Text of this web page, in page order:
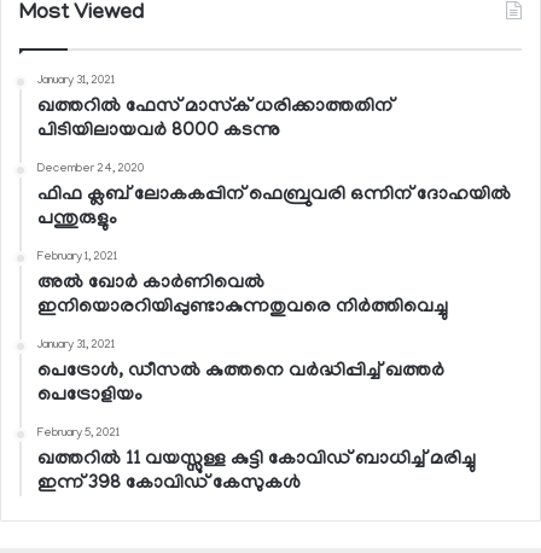
Most Viewed
January 31, 2021
ഖത്തറില്‍ ഫേസ് മാസ്‌ക് ധരിക്കാത്തതിന്
പിടിയിലായവര്‍ 8000 കടന്നു
December 24, 2020
ഫിഫ ക്ലബ് ലോകകപ്പിന് ഫെബ്രുവരി ഒന്നിന് ദോഹയില്‍
പന്തുരുളും
February 1, 2021
അല്‍ ഖോര്‍ കാര്‍ണിവെല്‍
ഇനിയൊരറിയിപ്പുണ്ടാകുന്നതുവരെ നിര്‍ത്തിവെച്ചു
January 31, 2021
പെട്രോള്‍, ഡീസല്‍ കുത്തനെ വര്‍ദ്ധിപ്പിച്ച് ഖത്തര്‍
പെട്രോളിയം
February 5, 2021
ഖത്തറില്‍ 11 വയസ്സുള്ള കുട്ടി കോവിഡ് ബാധിച്ച് മരിച്ചു
ഇന്ന് 398 കോവിഡ് കേസുകള്‍